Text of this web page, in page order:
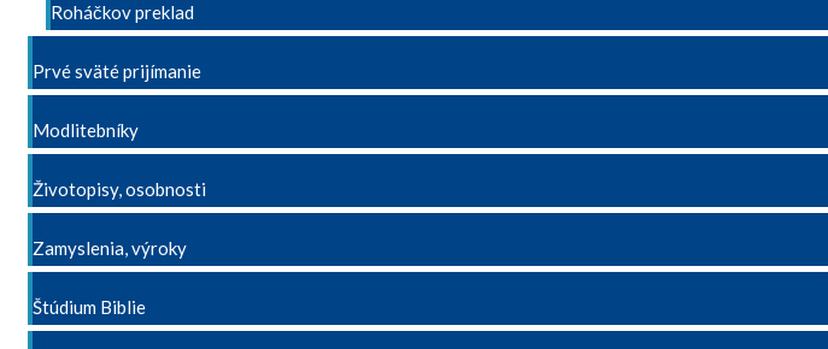
Roháčkov preklad
Prvé sväté prijímanie
Modlitebníky
Životopisy, osobnosti
Zamyslenia, výroky
Štúdium Biblie